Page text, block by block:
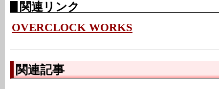
関連リンク
OVERCLOCK WORKS
関連記事